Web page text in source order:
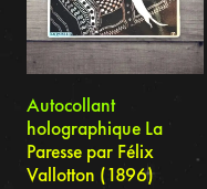
Autocollant
holographique La
Paresse par Félix
Vallotton (1896)